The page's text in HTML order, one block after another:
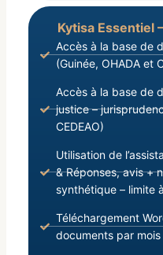
Kytisa Essentiel
Accès à la base de
(Guinée, OHADA et
Accès à la base de
justice –
CEDEAO)
Utilisation de
& Réponses, avis +
synthétique – limite
Téléchargement
documents par mois